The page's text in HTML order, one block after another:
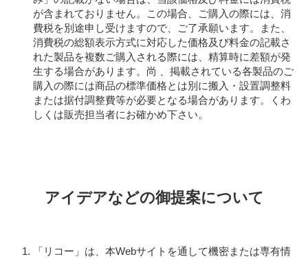
が含まれておりません。この場合、ご購入の際には、消
費税を別途申し受けますので、ご了承願います。また、
消費税の総額表示方式に対応した価格及び料金の記載さ
れた製品を複数ご購入される際には、精算時に差額が発
生する場合があります。尚 、掲載されている各製品のご
購入の際には商品の標準価格とは別に搬入・設置調整料
または据付調整費等が必要となる場合があります。くわ
しくは販売担当者にお確かめ下さい。
アイデアなどの御提案について
「リコー」は、本Webサイトを通して機密または専有情